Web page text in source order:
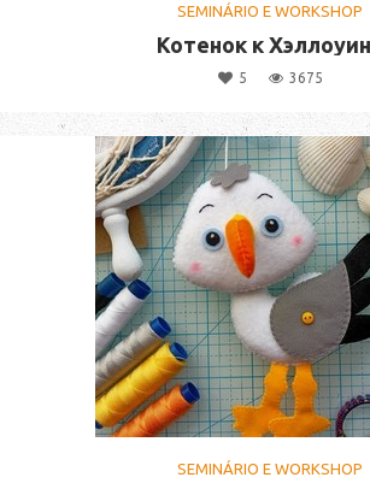
SEMINÁRIO E WORKSHOP
Котенок к
5 3675
SEMINÁRIO E WORKSHOP